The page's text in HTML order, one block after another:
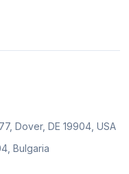
Dover, DE 19904, USA
Bulgaria